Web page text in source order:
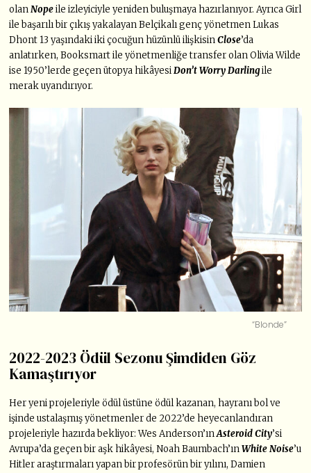
olanNope ile izleyiciyle yeniden buluşmaya hazırlanıyor. Ayrıca Girl
ile başarılı bir çıkış yakalayan Belçikalı genç yönetmen Lukas
Dhont 13 yaşındaki iki çocuğun hüzünlü ilişkisinClose’da
anlatırken, Booksmart ile yönetmenliğe transfer olan Olivia Wilde
ise 1950’lerde geçen ütopya hikâyesiDon’t Worry Darlingile
merak uyandırıyor.
“Blonde”
2022-2023 Ödül Sezonu Şimdiden Göz
Kamaştırıyor
Her yeni projeleriyle ödül üstüne ödül kazanan, hayranı bol ve
işinde ustalaşmış yönetmenler de 2022’de heyecanlandıran
projeleriyle hazırda bekliyor: Wes Anderson’ınAsteroid City’si
Avrupa’da geçen bir aşk hikâyesi, Noah Baumbach’ınWhite Noise’u
Hitler araştırmaları yapan bir profesörün bir yılını, Damien